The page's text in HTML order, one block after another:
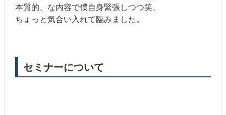
本質的、な内容で僕自身緊張しつつ笑、
ちょっと気合い入れて臨みました。
セミナーについて